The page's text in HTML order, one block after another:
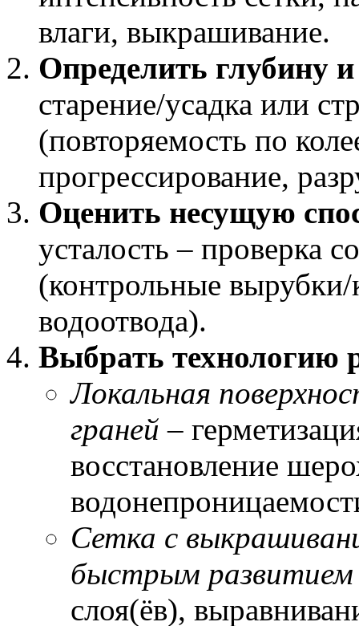
влаги, выкрашивание.
Определить глубину
старение/усадка или
(повторяемость по
прогрессирование,
Оценить несущую
усталость – проверка
(контрольные
водоотвода).
Выбрать технологию
Локальная
граней –
восстановление
Сетка с
быстрым развитием
слоя(ёв),